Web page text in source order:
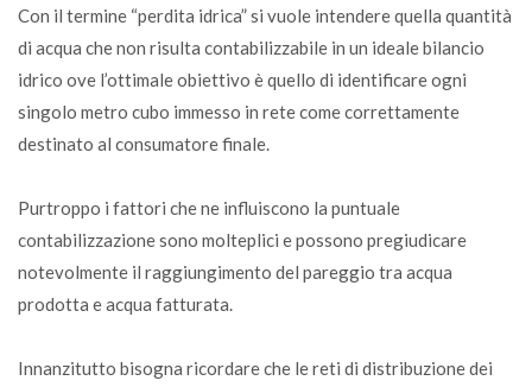
Con il termine “perdita idrica” si vuole intendere quella quantità
di acqua che non risulta contabilizzabile in un ideale bilancio
idrico ove l’ottimale obiettivo è quello di identificare ogni
singolo metro cubo immesso in rete come correttamente
destinato al consumatore finale.
Purtroppo i fattori che ne influiscono la puntuale
contabilizzazione sono molteplici e possono pregiudicare
notevolmente il raggiungimento del pareggio tra acqua
prodotta e acqua fatturata.
Innanzitutto bisogna ricordare che le reti di distribuzione dei